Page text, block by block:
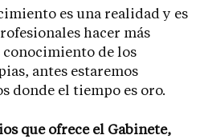
es una realidad y es
hacer más
de los
antes estaremos
donde el tiempo es oro.
que ofrece el Gabinete,